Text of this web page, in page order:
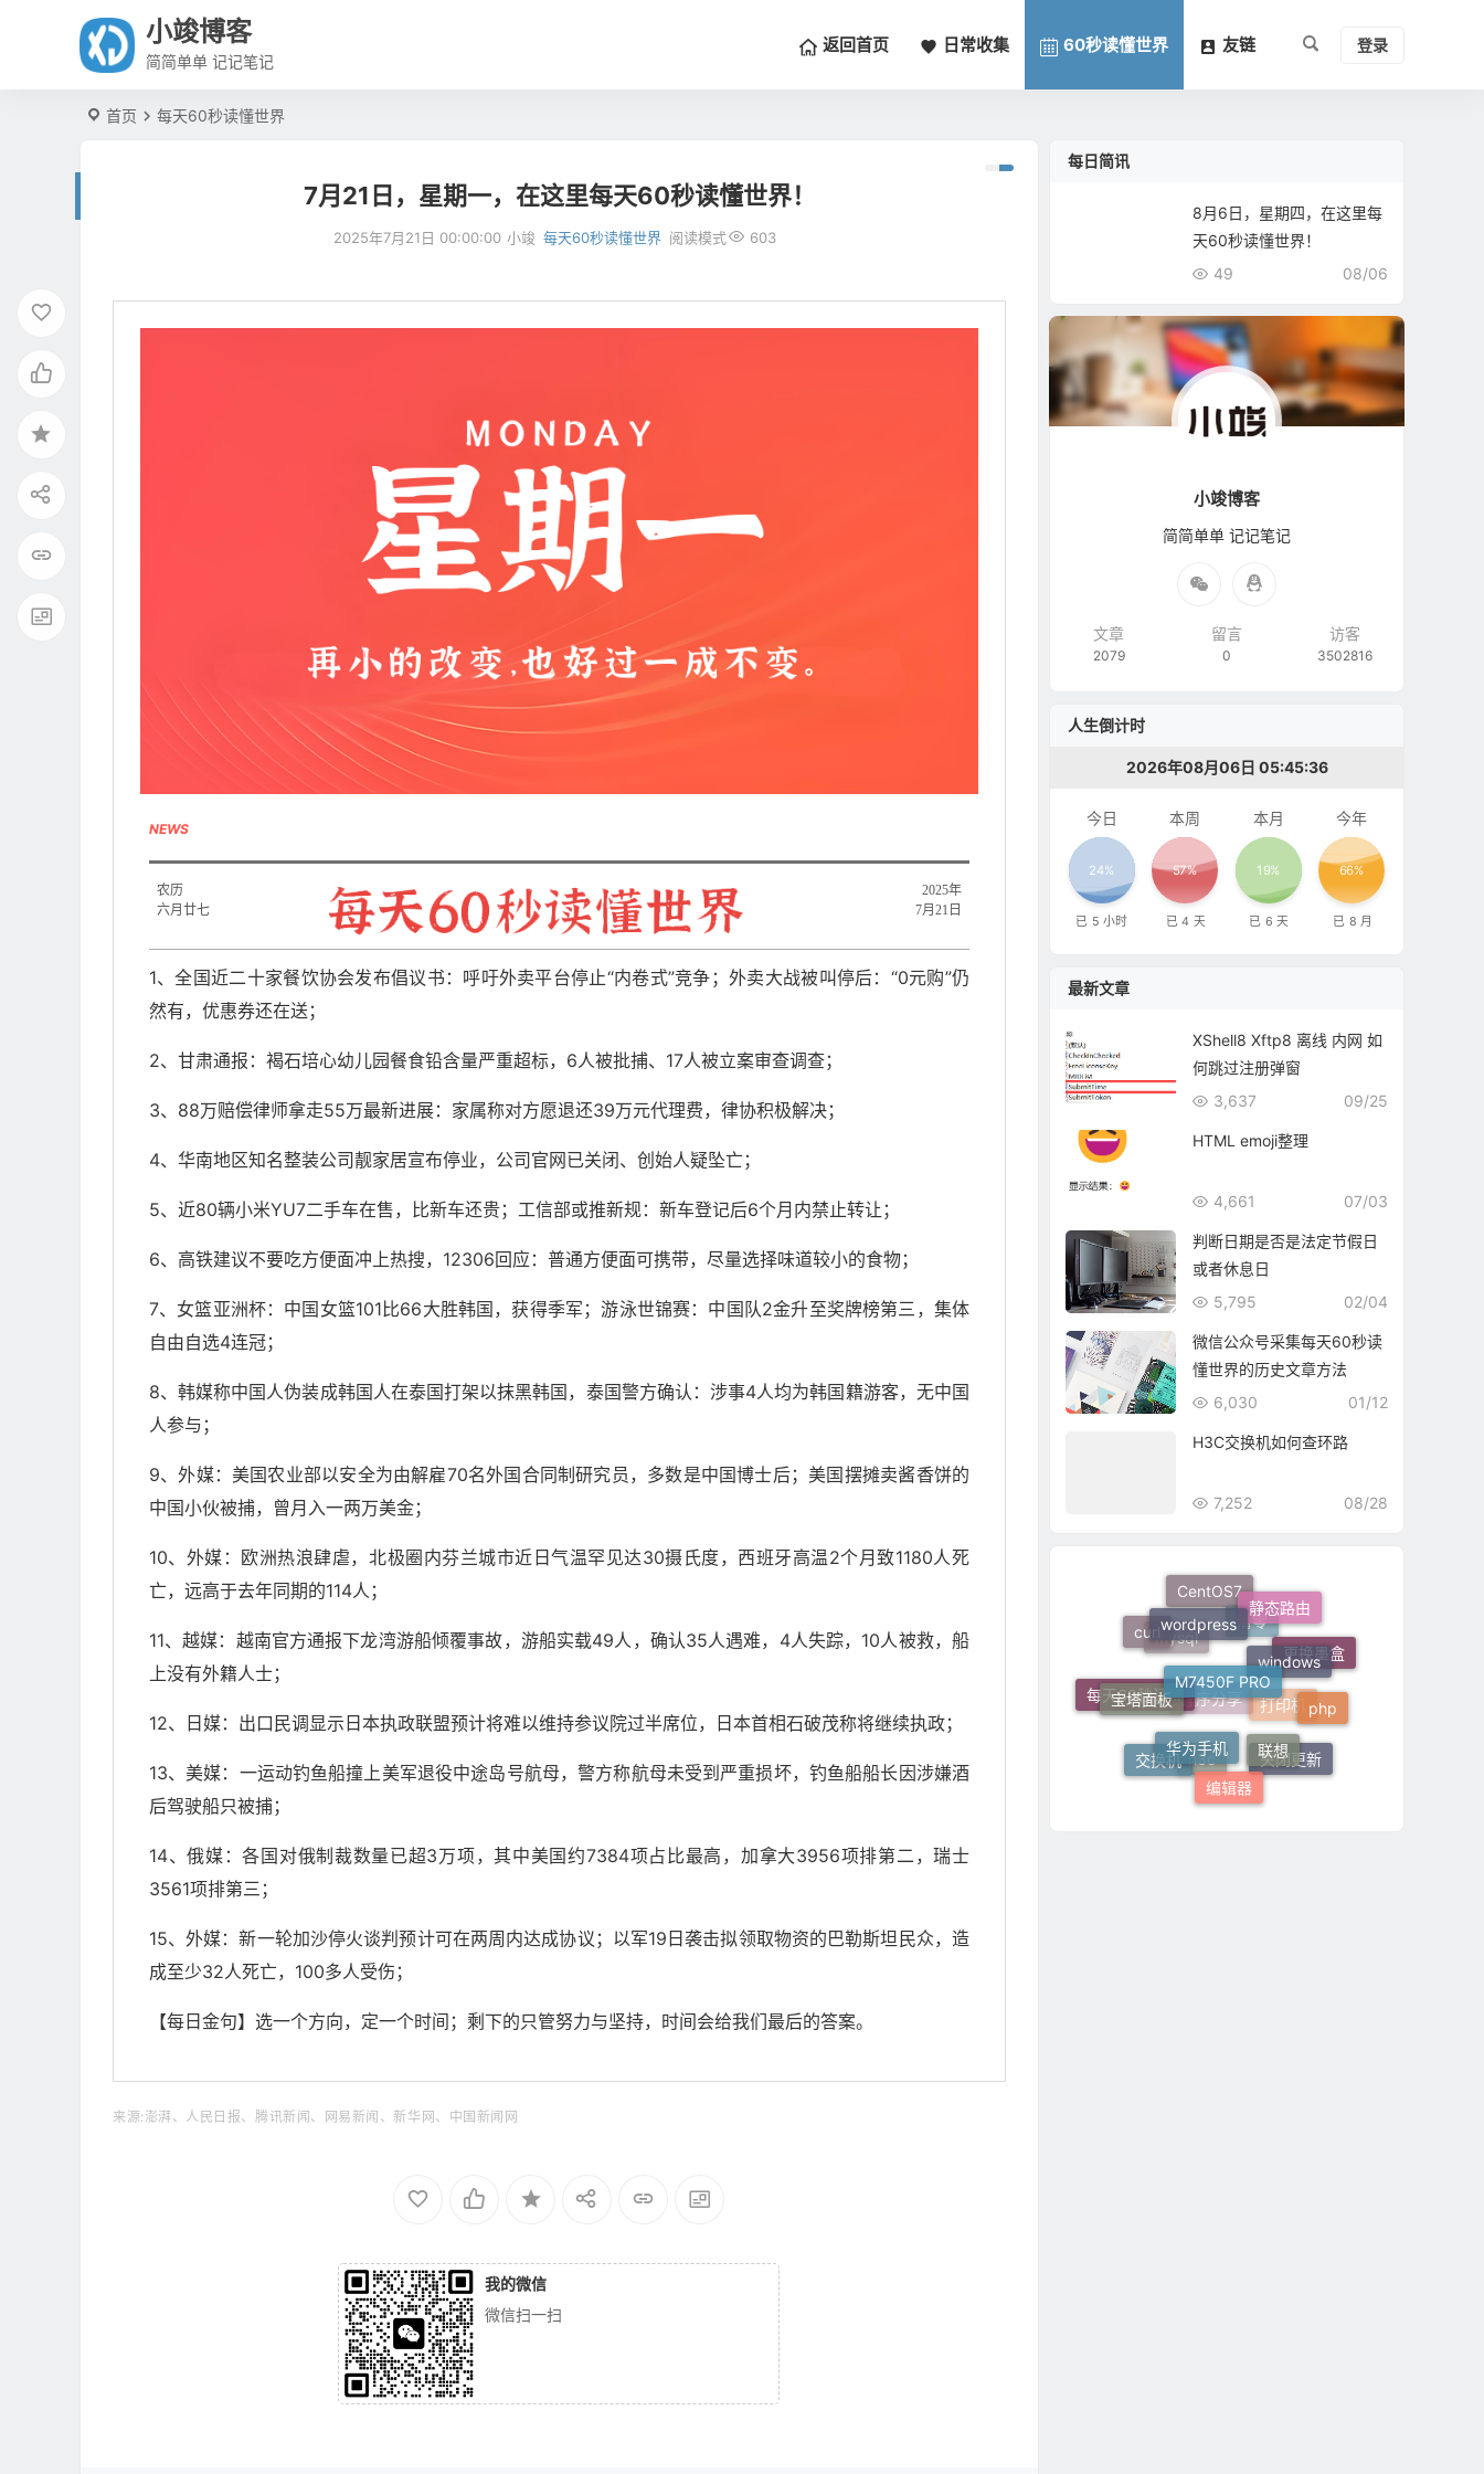
小竣博客
简简单单 记记笔记
返回首页 日常收集 60秒读懂世界 友链 登录
首页 每天60秒读懂世界
7月21日，星期一，在这里每天60秒读懂世界！
2025年7月21日 00:00:00 小竣 每天60秒读懂世界 603
阅读模式
NEWS
​2025年
7月21日
农历
六月廿七
1、全国近二十家餐饮协会发布倡议书：呼吁外卖平台停止“内卷式”竞争；外卖大战被叫停后：“0元购”仍
然有，优惠券还在送；
2、甘肃通报：褐石培心幼儿园餐食铅含量严重超标，6人被批捕、17人被立案审查调查；
3、88万赔偿律师拿走55万最新进展：家属称对方愿退还39万元代理费，律协积极解决；
4、华南地区知名整装公司靓家居宣布停业，公司官网已关闭、创始人疑坠亡；
5、近80辆小米YU7二手车在售，比新车还贵；工信部或推新规：新车登记后6个月内禁止转让；
6、高铁建议不要吃方便面冲上热搜，12306回应：普通方便面可携带​​，尽量选择味道较小的食物；
7、女篮亚洲杯：中国女篮101比66大胜韩国，获得季军；游泳世锦赛：中国队2金升至奖牌榜第三，集体
自由自选4连冠；
8、韩媒称中国人伪装成韩国人在泰国打架以抹黑韩国，泰国警方确认：涉事4人均为韩国籍游客，无中国
人参与；
9、外媒：美国农业部以安全为由解雇70名外国合同制研究员，多数是中国博士后；美国摆摊卖酱香饼的
中国小伙被捕，曾月入一两万美金；
10、外媒：欧洲热浪肆虐，北极圈内芬兰城市近日气温罕见达30摄氏度，西班牙高温2个月致1180人死
亡，远高于去年同期的114人；
11、越媒：越南官方通报下龙湾游船倾覆事故，游船实载49人，确认35人遇难，4人失踪，10人被救，船
上没有外籍人士；
12、日媒：出口民调显示日本执政联盟预计将难以维持参议院过半席位，日本首相石破茂称将继续执政；
13、美媒：一运动钓鱼船撞上美军退役中途岛号航母，警方称航母未受到严重损坏，钓鱼船船长因涉嫌酒
后驾驶船只被捕；
14、俄媒：各国对俄制裁数量已超3万项，其中美国约7384项占比最高，加拿大3956项排第二，瑞士
3561项排第三；
15、外媒：新一轮加沙停火谈判预计可在两周内达成协议；以军19日袭击拟领取物资的巴勒斯坦民众，造
成至少32人死亡，100多人受伤；
【每日金句】选一个方向，定一个时间；剩下的只管努力与坚持，时间会给我们最后的答案。
来源:澎湃、人民日报、腾讯新闻、网易新闻、新华网、中国新闻网
我的微信
微信扫一扫
每日简讯
8月6日，星期四，在这里每
天60秒读懂世界！
08/06
49
小竣博客
简简单单 记记笔记
文章
2079
留言
0
访客
3502816
人生倒计时
2026年08月06日 05:45:37
今日
24%
已 5 小时
本周
57%
已 4 天
本月
19%
已 6 天
今年
66%
已 8 月
最新文章
XShell8 Xftp8 离线 内网 如
何跳过注册弹窗
09/25
3,637
HTML emoji整理
07/03
4,661
判断日期是否是法定节假日
或者休息日
02/04
5,795
微信公众号采集每天60秒读
懂世界的历史文章方法
01/12
6,030
H3C交换机如何查环路
08/28
7,252
wordpress
M7450F PROwindows
静态路由
CentOS7
curl
宝塔面板
华为手机
联想
php
更换墨盒
清零
mysql
每天60秒读懂世界
交换机
编辑器
关闭更新
打印机
程序分享
h3c